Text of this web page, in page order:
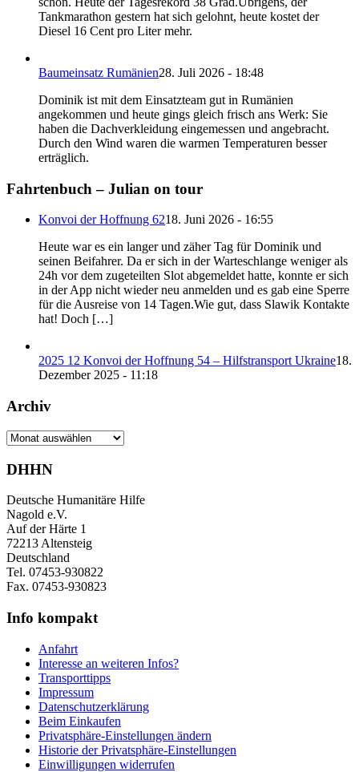
Tankmarathon gestern hat sich gelohnt, heute kostet der
Diesel 16 Cent pro Liter mehr.
Baumeinsatz Rumänien28. Juli 2026 - 18:48
Dominik ist mit dem Einsatzteam gut in Rumänien
angekommen und heute gings gleich frisch ans Werk: Sie
haben die Dachverkleidung eingemessen und angebracht.
Durch den Wind waren die warmen Temperaturen besser
erträglich.
Fahrtenbuch – Julian on tour
Konvoi der Hoffnung 6218. Juni 2026 - 16:55
Heute war es ein langer und zäher Tag für Dominik und
seinen Beifahrer. Da er sich in der Warteschlange weniger als
24h vor dem zugeteilten Slot abgemeldet hatte, konnte er sich
in der App nicht wieder neu anmelden und es gab eine Sperre
für die Ausreise von 14 Tagen.Wie gut, dass Slawik Kontakte
hat! Doch […]
2025 12 Konvoi der Hoffnung 54 – Hilfstransport Ukraine18.
Dezember 2025 - 11:18
Archiv
Archiv
DHHN
Deutsche Humanitäre Hilfe
Nagold e.V.
Auf der Härte 1
72213 Altensteig
Deutschland
Tel. 07453-930822
Fax. 07453-930823
Info kompakt
Anfahrt
Interesse an weiteren Infos?
Transporttipps
Impressum
Datenschutzerklärung
Beim Einkaufen
Privatsphäre-Einstellungen ändern
Historie der Privatsphäre-Einstellungen
Einwilligungen widerrufen